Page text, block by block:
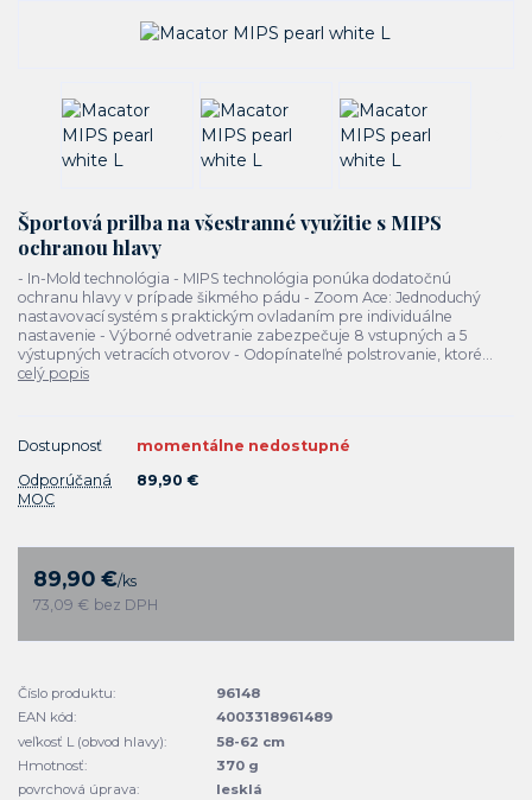
Športová prilba na všestranné využitie s MIPS
ochranou hlavy
- In-Mold technológia - MIPS technológia ponúka dodatočnú
ochranu hlavy v prípade šikmého pádu - Zoom Ace: Jednoduchý
nastavovací systém s praktickým ovladaním pre individuálne
nastavenie - Výborné odvetranie zabezpečuje 8 vstupných a 5
výstupných vetracích otvorov - Odopínateľné polstrovanie, ktoré...
celý popis
Dostupnosť
momentálne nedostupné
Odporúčaná
MOC
89,90 €
89,90 €/ks
73,09 € bez DPH
Číslo produktu:
96148
EAN kód:
4003318961489
veľkosť L (obvod hlavy):
58-62 cm
Hmotnosť:
370 g
povrchová úprava:
lesklá